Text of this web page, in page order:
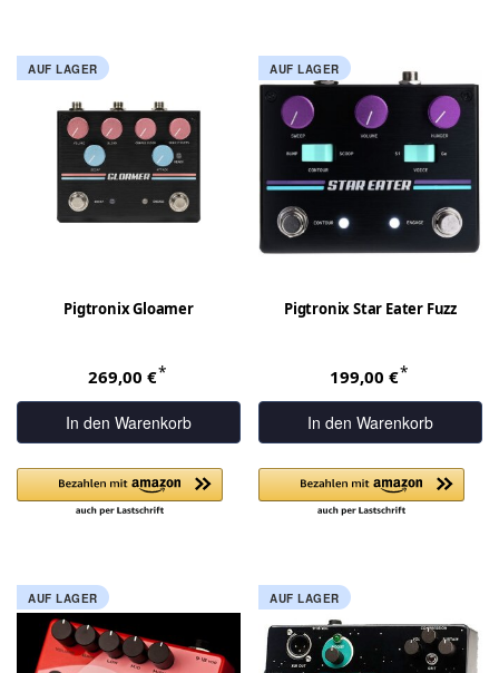
AUF LAGER
Pigtronix Gloamer
269,00 €*
In den Warenkorb
AUF LAGER
Pigtronix Star Eater Fuzz
199,00 €*
In den Warenkorb
AUF LAGER AUF LAGER